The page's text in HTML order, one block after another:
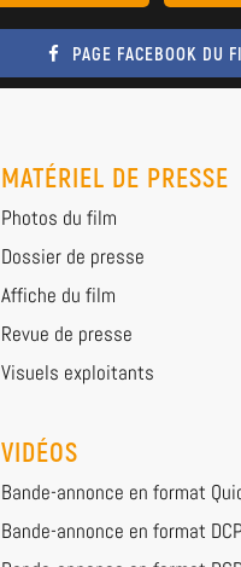
PAGE FACEBOOK DU
MATÉRIEL DE PRESSE
Photos du film
Dossier de presse
Affiche du film
Revue de presse
Visuels exploitants
VIDÉOS
Bande-annonce en format
Bande-annonce en format